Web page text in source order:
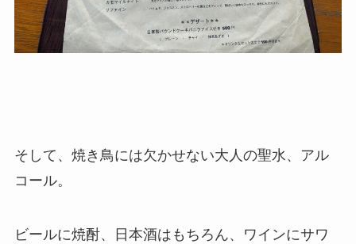
そして、焼き鳥には欠かせない大人の聖水、アル
コール。
ビールに焼酎、日本酒はもちろん、ワインにサワ